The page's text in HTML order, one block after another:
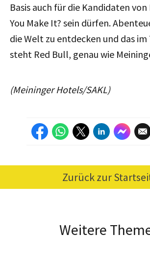
Basis auch für die Kandidaten von
You Make It? sein dürfen.
die Welt zu entdecken und das im
steht Red Bull, genau wie
(Meininger Hotels/SAKL)
Zurück zur
Weitere